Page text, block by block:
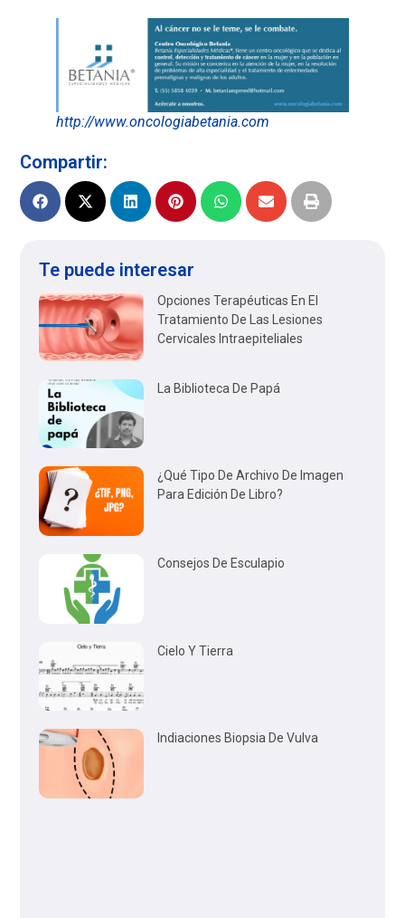
http://www.oncologiabetania.com
Compartir:
Te puede interesar
Opciones Terapéuticas En El
Tratamiento De Las Lesiones
Cervicales Intraepiteliales
La Biblioteca De Papá
¿Qué Tipo De Archivo De Imagen
Para Edición De Libro?
Consejos De Esculapio
Cielo Y Tierra
Indiaciones Biopsia De Vulva